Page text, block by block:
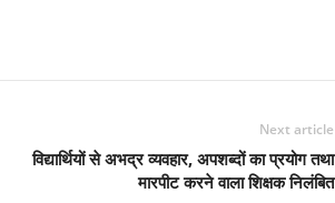
Next article
विद्यार्थियों से अभद्र व्यवहार, अपशब्दों का प्रयोग तथा
मारपीट करने वाला शिक्षक निलंबित